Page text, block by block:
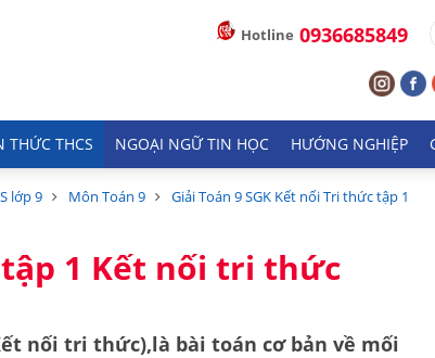
Hotline 0936685849
THỨC THCS NGOẠI NGỮ TIN HỌC HƯỚNG NGHIỆP
lớp 9 Môn Toán 9
Giải Toán 9 SGK Kết nối Tri thức tập 1
tập 1 Kết nối tri thức
nối tri thức),là bài toán cơ bản về mối